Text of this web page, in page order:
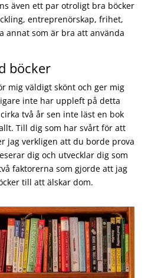
även ett par otroligt bra böcker
entreprenörskap, frihet,
annat som är bra att använda
böcker
mig väldigt skönt och ger mig
inte har uppleft på detta
två år sen inte läst en bok
Till dig som har svårt för att
jag verkligen att du borde prova
dig och utvecklar dig som
faktorerna som gjorde att jag
till att älskar dom.